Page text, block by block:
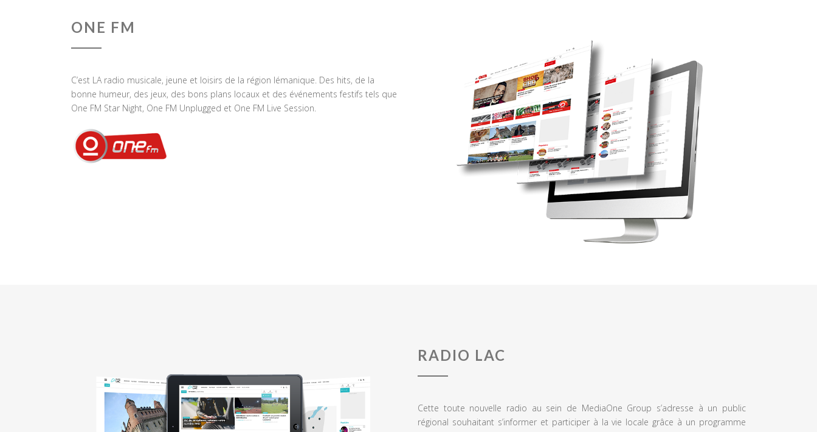
ONE FM
C’est LA radio musicale, jeune et loisirs de la région lémanique. Des hits, de la
bonne humeur, des jeux, des bons plans locaux et des événements festifs tels que
One FM Star Night, One FM Unplugged et One FM Live Session.
RADIO LAC
Cette toute nouvelle radio au sein de MediaOne Group s’adresse à un public
régional souhaitant s’informer et participer à la vie locale grâce à un programme